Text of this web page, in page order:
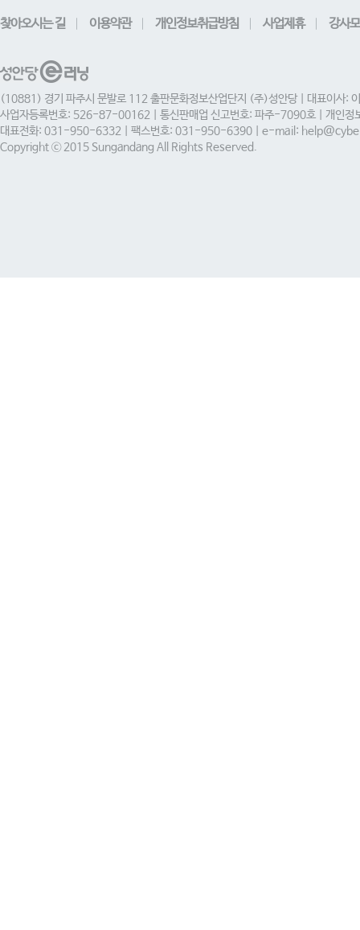
찾아오시는 길 이용약관 개인정보취급방침 사업제휴 강사
(10881) 경기 파주시 문발로 112 출판문화정보산업단지 (주)성안당 | 대표이사:
사업자등록번호: 526-87-00162 | 통신판매업 신고번호: 파주-7090호 | 개인정
대표전화: 031-950-6332 | 팩스번호: 031-950-6390 | e-mail:
Copyright ⓒ 2015 Sungandang All Rights Reserved.